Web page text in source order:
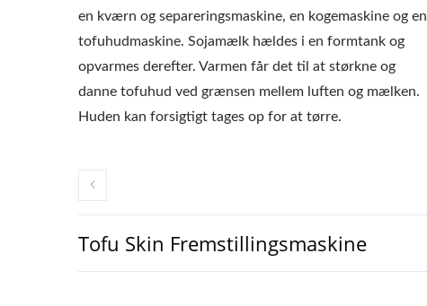
en kværn og separeringsmaskine, en kogemaskine og en
tofuhudmaskine. Sojamælk hældes i en formtank og
opvarmes derefter. Varmen får det til at størkne og
danne tofuhud ved grænsen mellem luften og mælken.
Huden kan forsigtigt tages op for at tørre.
Tofu Skin Fremstillingsmaskine